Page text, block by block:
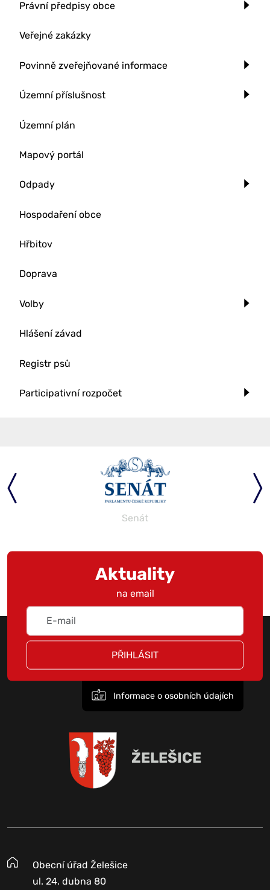
Právní předpisy obce
Veřejné zakázky
Povinně zveřejňované informace
Územní příslušnost
Územní plán
Mapový portál
Odpady
Hospodaření obce
Hřbitov
Doprava
Volby
Hlášení závad
Registr psů
Participativní rozpočet
Senát
Aktuality
na email
PŘIHLÁSIT
Informace o osobních údajích
ŽELEŠICE
Obecní úřad Želešice
ul. 24. dubna 80